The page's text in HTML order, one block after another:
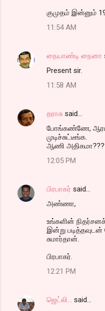
குமுதம் இன்னும்
11:54 AM
நையாண்டி நைனா
Present sir.
11:58 AM
தராசு said…
போங்கண்ணே,
முடிச்சுட்டீங்க.
ஆணி
12:05 PM
பிரபாகர் said…
அண்ணா,
உங்களின்
இன்று
சுமார்தான்.
பிரபாகர்.
12:21 PM
ஜெட்லி...
said…